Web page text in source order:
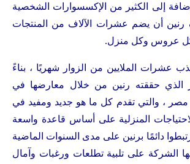
إلى الكثير من الإكسسوارات الشخصية
رنين أن يضم عشرات الآلاف من المنتجات
لكل عروس وكل منزل.
عشرات الملايين من الزوار شهريًا ، بناءً
الذي حققته رنين من خلال معارضها في
، والتي تقدم كل ما هو جديد ومفيد في
المنزلية على أساس قاعدة واسعة
دائمًا برنين على مدى السنوات الماضية
الشركة على تلبية تطلعات ورغبات وآمال